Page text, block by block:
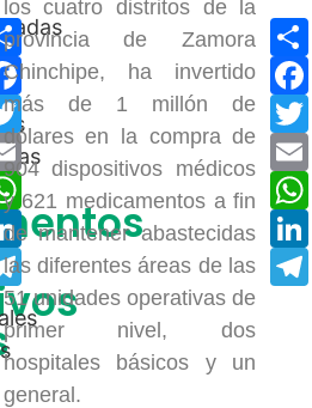
Compartir
Facebook
Twitter
Email
WhatsApp
LinkedIn
Telegram
los cuatro distritos de la
provincia de Zamora
Chinchipe, ha invertido
más de 1 millón de
dólares en la compra de
904 dispositivos médicos
y 621 medicamentos a fin
de mantener abastecidas
las diferentes áreas de las
51 unidades operativas de
primer nivel, dos
hospitales básicos y un
general.